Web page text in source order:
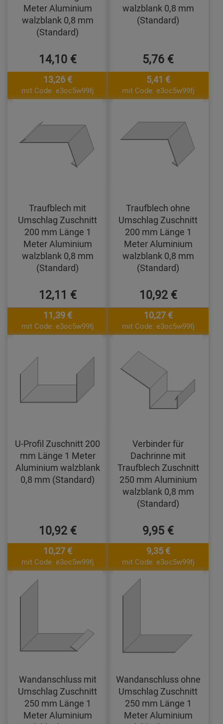
Meter Aluminium
walzblank 0,8 mm
(Standard)
14,10 €
13,26 €
mit Code: e3oc5w99fj
walzblank 0,8 mm
(Standard)
5,76 €
5,41 €
mit Code: e3oc5w99fj
Traufblech mit
Umschlag Zuschnitt
200 mm Länge 1
Meter Aluminium
walzblank 0,8 mm
(Standard)
12,11 €
11,39 €
mit Code: e3oc5w99fj
Traufblech ohne
Umschlag Zuschnitt
200 mm Länge 1
Meter Aluminium
walzblank 0,8 mm
(Standard)
10,92 €
10,27 €
mit Code: e3oc5w99fj
U-Profil Zuschnitt 200
mm Länge 1 Meter
Aluminium walzblank
0,8 mm (Standard)
10,92 €
10,27 €
mit Code: e3oc5w99fj
Verbinder für
Dachrinne mit
Traufblech Zuschnitt
250 mm Aluminium
walzblank 0,8 mm
(Standard)
9,95 €
9,35 €
mit Code: e3oc5w99fj
Wandanschluss mit
Umschlag Zuschnitt
250 mm Länge 1
Meter Aluminium
Wandanschluss ohne
Umschlag Zuschnitt
250 mm Länge 1
Meter Aluminium